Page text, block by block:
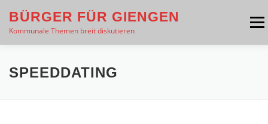
Inhalt
springen
BÜRGER FÜR GIENGEN
Kommunale Themen breit diskutieren
Menü
THEMEN PRESSE
SPEEDDATING